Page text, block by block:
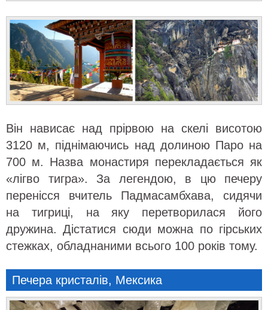
Він нависає над прірвою на скелі висотою
3120 м, піднімаючись над долиною Паро на
700 м. Назва монастиря перекладається як
«лігво тигра». За легендою, в цю печеру
перенісся вчитель Падмасамбхава, сидячи
на тигриці, на яку перетворилася його
дружина. Дістатися сюди можна по гірських
стежках, обладнаними всього 100 років тому.
Печера кристалів, Мексика